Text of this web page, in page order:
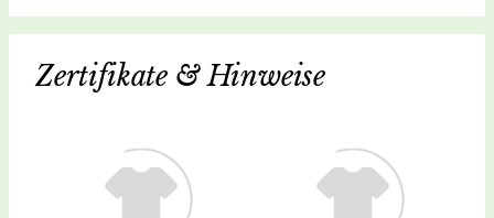
Zertifikate & Hinweise